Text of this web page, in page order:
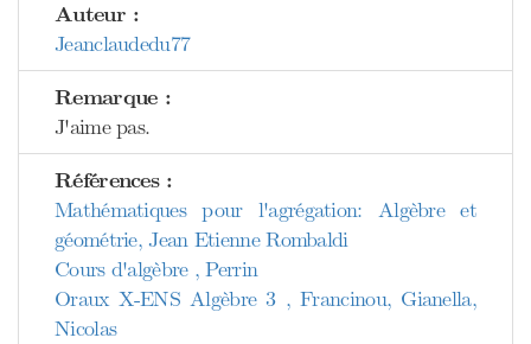
Auteur :
Jeanclaudedu77
Remarque :
J'aime pas.
Références :
Mathématiques pour l'agrégation: Algèbre et
géométrie, Jean Etienne Rombaldi
Cours d'algèbre , Perrin
Oraux X-ENS Algèbre 3 , Francinou, Gianella,
Nicolas